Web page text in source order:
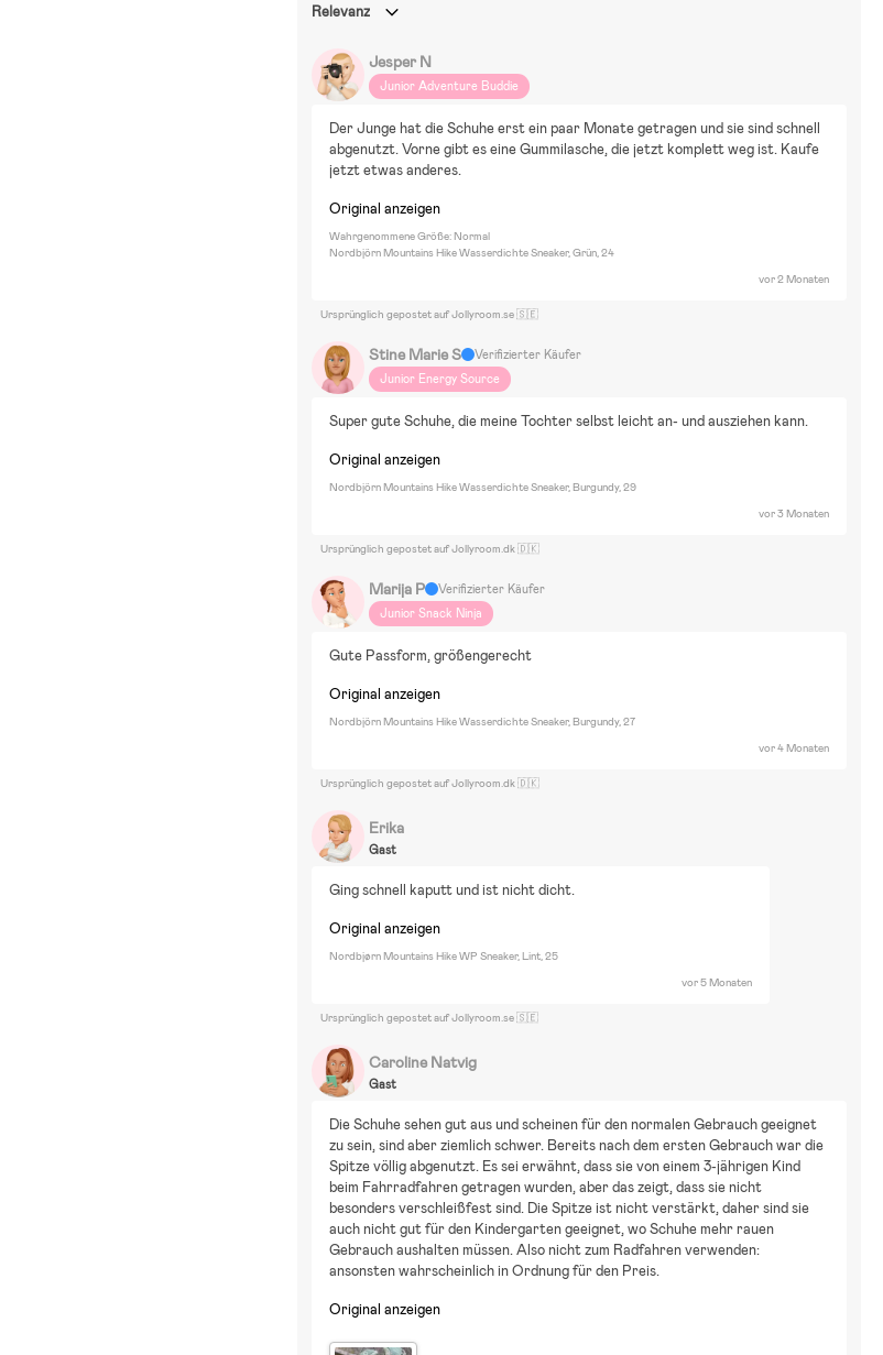
Relevanz
Jesper N
Junior Adventure Buddie
Der Junge hat die Schuhe erst ein paar Monate getragen und sie sind schnell
abgenutzt. Vorne gibt es eine Gummilasche, die jetzt komplett weg ist. Kaufe
jetzt etwas anderes.
Original anzeigen
Wahrgenommene Größe: Normal
Nordbjörn Mountains Hike Wasserdichte Sneaker, Grün, 24
vor 2 Monaten
Ursprünglich gepostet auf Jollyroom.se 🇸🇪
Stine Marie S
Verifizierter Käufer
Junior Energy Source
Super gute Schuhe, die meine Tochter selbst leicht an- und ausziehen kann.
Original anzeigen
Nordbjörn Mountains Hike Wasserdichte Sneaker, Burgundy, 29
vor 3 Monaten
Ursprünglich gepostet auf Jollyroom.dk 🇩🇰
Marija P
Verifizierter Käufer
Junior Snack Ninja
Gute Passform, größengerecht
Original anzeigen
Nordbjörn Mountains Hike Wasserdichte Sneaker, Burgundy, 27
vor 4 Monaten
Ursprünglich gepostet auf Jollyroom.dk 🇩🇰
Erika
Gast
Ging schnell kaputt und ist nicht dicht.
Original anzeigen
Nordbjørn Mountains Hike WP Sneaker, Lint, 25
vor 5 Monaten
Ursprünglich gepostet auf Jollyroom.se 🇸🇪
Caroline Natvig
Gast
Die Schuhe sehen gut aus und scheinen für den normalen Gebrauch geeignet
zu sein, sind aber ziemlich schwer. Bereits nach dem ersten Gebrauch war die
Spitze völlig abgenutzt. Es sei erwähnt, dass sie von einem 3-jährigen Kind
beim Fahrradfahren getragen wurden, aber das zeigt, dass sie nicht
besonders verschleißfest sind. Die Spitze ist nicht verstärkt, daher sind sie
auch nicht gut für den Kindergarten geeignet, wo Schuhe mehr rauen
Gebrauch aushalten müssen. Also nicht zum Radfahren verwenden:
ansonsten wahrscheinlich in Ordnung für den Preis.
Original anzeigen